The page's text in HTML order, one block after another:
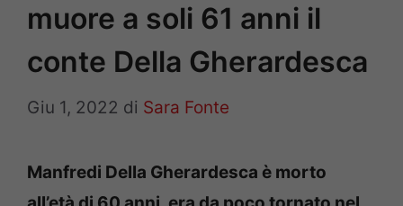
muore a soli 61 anni il
conte Della Gherardesca
Giu 1, 2022 di Sara Fonte
Manfredi Della Gherardesca è morto